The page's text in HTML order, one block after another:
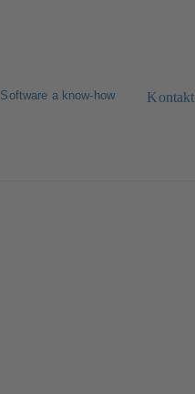
Software a know-how Kontakt